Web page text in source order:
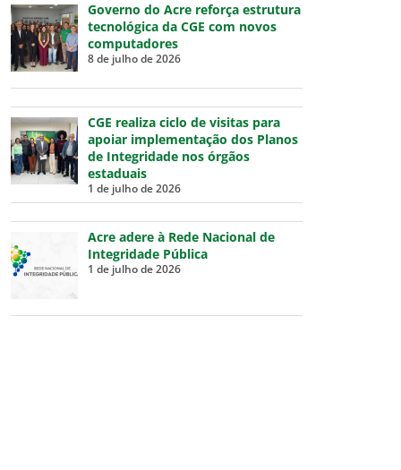
Governo do Acre reforça estrutura
tecnológica da CGE com novos
computadores
8 de julho de 2026
CGE realiza ciclo de visitas para
apoiar implementação dos Planos
de Integridade nos órgãos
estaduais
1 de julho de 2026
Acre adere à Rede Nacional de
Integridade Pública
1 de julho de 2026